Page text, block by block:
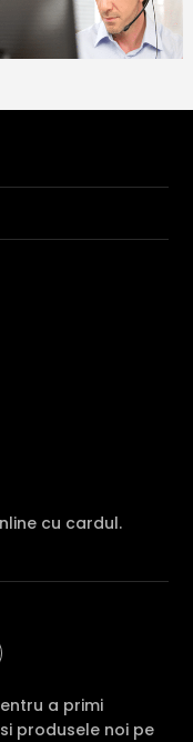
cu cardul.
a primi
produsele noi pe